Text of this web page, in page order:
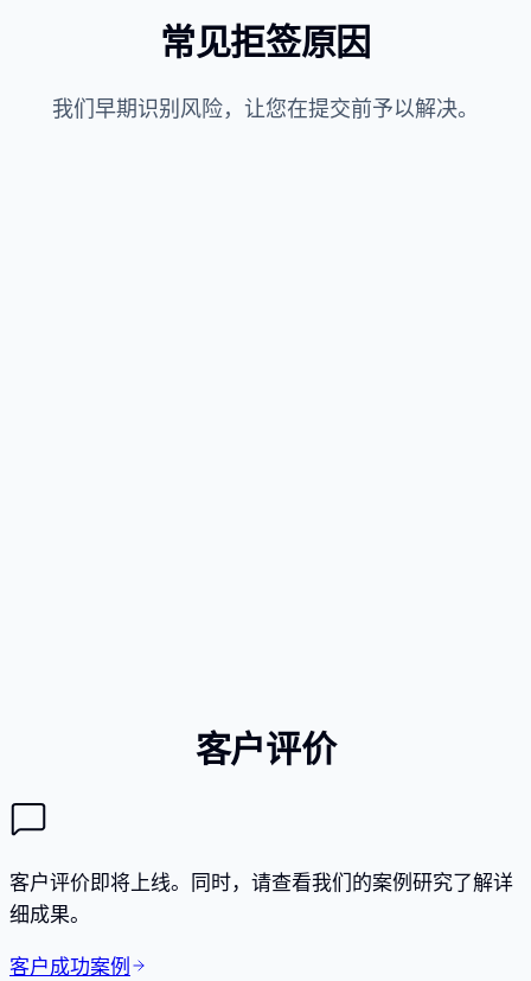
常见拒签原因
我们早期识别风险，让您在提交前予以解决。
客户评价
客户评价即将上线。同时，请查看我们的案例研究了解详
细成果。
客户成功案例